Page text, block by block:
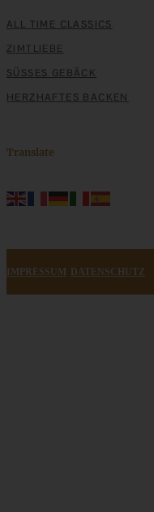
ALL TIME CLASSICS
ZIMTLIEBE
SÜSSES GEBÄCK
HERZHAFTES BACKEN
Translate
IMPRESSUM DATENSCHUTZ